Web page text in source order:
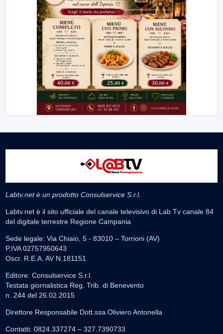
Labtv.net è un prodotto Consulservice S.r.l.
Labtv.net è il sito ufficiale del canale televisivo di Lab Tv canale 84
del digitale terrestre Regione Campania
Sede legale: Via Chiaio, 5 - 83010 – Torrioni (AV)
P.IVA 02757950643
Oscr. R.E.A. AV N.181151
Editore: Consulservice S.r.l.
Testata giornalistica Reg. Trib. di Benevento
n. 244 del 26.02.2015
Direttore Responsabile Dott.ssa Oliviero Antonella
Contatti: 0824.337274 – 327.7390733